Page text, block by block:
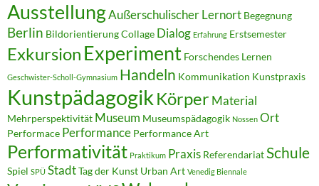
AusstellungAußerschulischer Lernort Begegnung
Berlin BildorientierungCollage Dialog Erfahrung Erstsemester
Exkursion Experiment Forschendes Lernen
Geschwister-Scholl-Gymnasium Handeln Kommunikation Kunstpraxis
Kunstpädagogik Körper Material
Mehrperspektivität Museum Museumspädagogik Nossen Ort
Performace Performance Performance Art
Performativität Praktikum Praxis ReferendariatSchule
Spiel SPÜ StadtTag der Kunst Urban Art Venedig Biennale